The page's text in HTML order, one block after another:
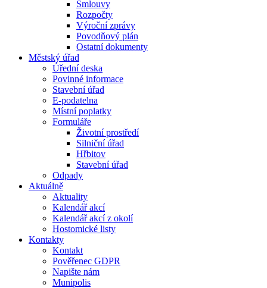
Smlouvy
Rozpočty
Výroční zprávy
Povodňový plán
Ostatní dokumenty
Městský úřad
Úřední deska
Povinné informace
Stavební úřad
E-podatelna
Místní poplatky
Formuláře
Životní prostředí
Silniční úřad
Hřbitov
Stavební úřad
Odpady
Aktuálně
Aktuality
Kalendář akcí
Kalendář akcí z okolí
Hostomické listy
Kontakty
Kontakt
Pověřenec GDPR
Napište nám
Munipolis